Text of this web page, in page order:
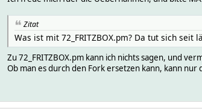
Zitat
Was ist mit 72_FRITZBOX.pm? Da tut sich
Zu 72_FRITZBOX.pm kann ich nichts sagen, und
Ob man es durch den Fork ersetzen kann, kann